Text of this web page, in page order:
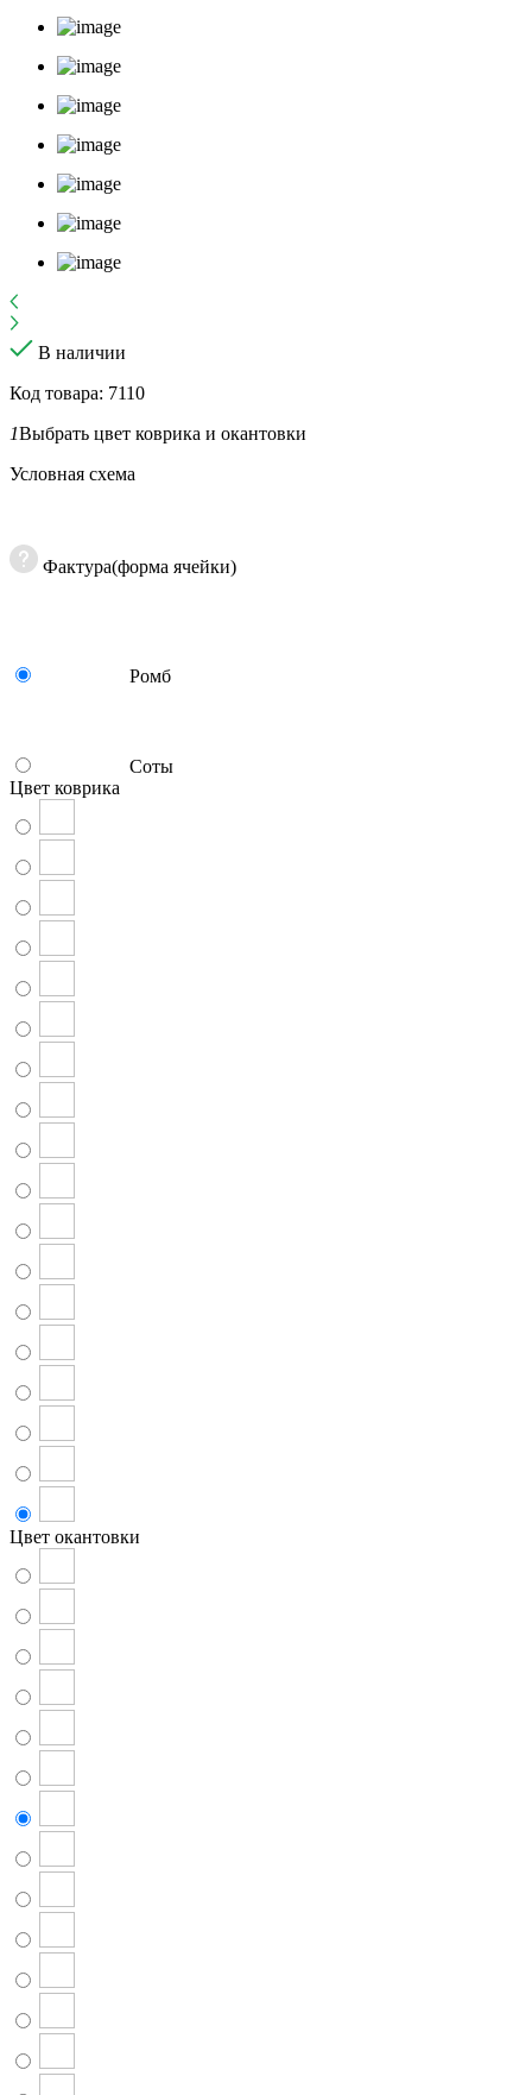
В наличии
Код товара: 7110
1Выбрать цвет коврика и окантовки
Условная схема
Фактура(форма ячейки)
Ромб
Соты
Цвет коврика
Цвет окантовки